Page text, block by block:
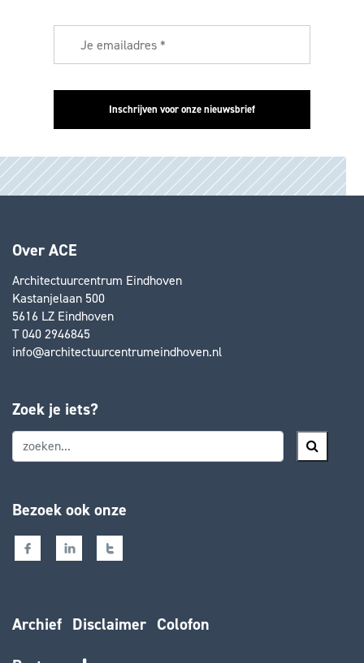
Over ACE
Architectuurcentrum Eindhoven
Kastanjelaan 500
5616 LZ Eindhoven
T 040 2946845
info@architectuurcentrumeindhoven.nl
Zoek je iets?
Bezoek ook onze
Archief Disclaimer Colofon